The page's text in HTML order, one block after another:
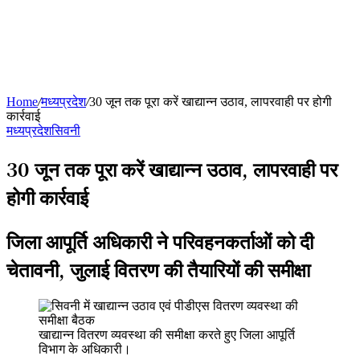
Home/मध्यप्रदेश/30 जून तक पूरा करें खाद्यान्न उठाव, लापरवाही पर होगी
कार्रवाई
मध्यप्रदेशसिवनी
30 जून तक पूरा करें खाद्यान्न उठाव, लापरवाही पर
होगी कार्रवाई
जिला आपूर्ति अधिकारी ने परिवहनकर्ताओं को दी
चेतावनी, जुलाई वितरण की तैयारियों की समीक्षा
खाद्यान्न वितरण व्यवस्था की समीक्षा करते हुए जिला आपूर्ति
विभाग के अधिकारी।